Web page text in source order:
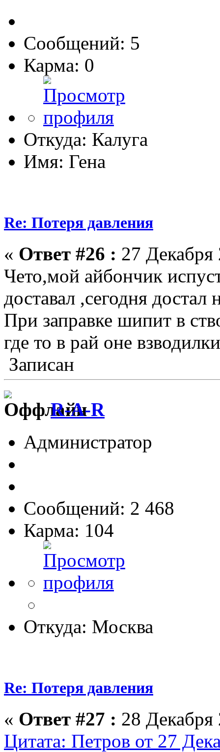
Сообщений: 5
Карма: 0
Откуда: Калуга
Имя: Гена
Re: Потеря давления
« Ответ #26 : 27
Чето,мой айбончик
доставал ,сегодня достал
При заправке шипит в
где то в рай оне
Записан
R-A-R
Администратор
Сообщений: 2 468
Карма: 104
Откуда: Москва
Re: Потеря давления
« Ответ #27 : 28
Цитата: Петров от 27